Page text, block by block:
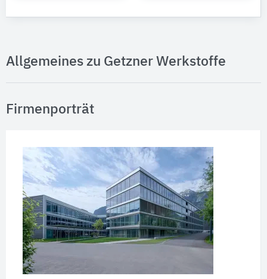
Allgemeines zu Getzner Werkstoffe
Firmenporträt